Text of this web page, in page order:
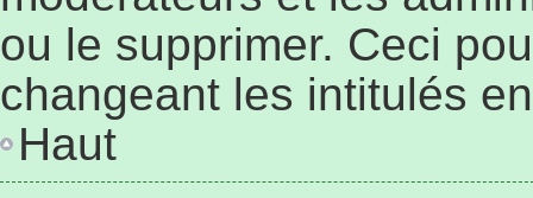
ou le supprimer. Ceci
changeant les intitulés
Haut